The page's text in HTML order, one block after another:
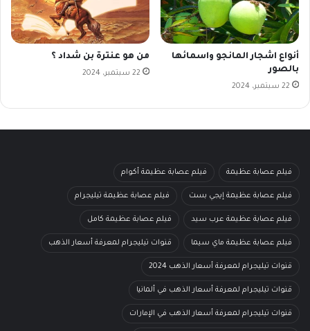
أنواع اشجار المانجو واسمائها
بالصور
22 سبتمبر، 2024
من هو عنترة بن شداد ؟
22 سبتمبر، 2024
فيلم عصابة عظيمة فيلم عصابة عظيمة أكوام
فيلم عصابة عظيمة إيجي بست فيلم عصابة عظيمة تيليجرام
فيلم عصابة عظيمة عرب سيد فيلم عصابة عظيمة كامل
فيلم عصابة عظيمة ماي سيما قنوات تيليجرام لمعرفة أسعار الذهب
قنوات تيليجرام لمعرفة أسعار الذهب 2024
قنوات تيليجرام لمعرفة أسعار الذهب في ألمانيا
قنوات تيليجرام لمعرفة أسعار الذهب في الإمارات